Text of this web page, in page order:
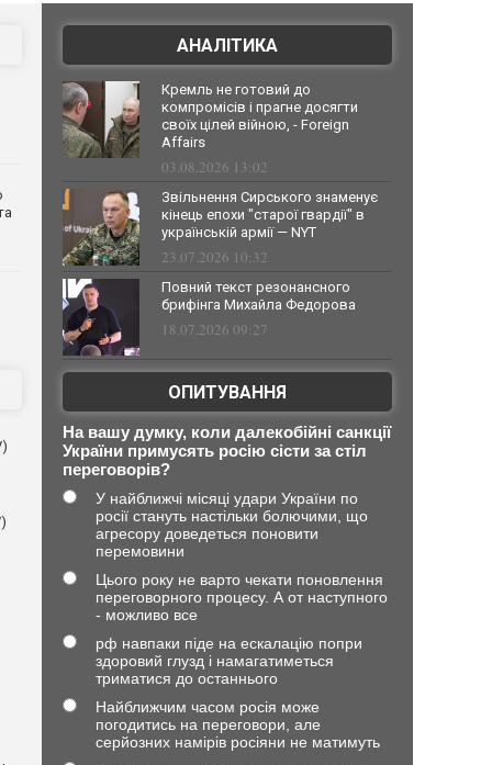
АНАЛІТИКА
Кремль не готовий до
компромісів і прагне досягти
своїх цілей війною, - Foreign
Affairs
03.08.2026 13:02
Звільнення Сирського знаменує
кінець епохи "старої гвардії" в
українській армії — NYT
23.07.2026 10:32
Повний текст резонансного
брифінга Михайла Федорова
18.07.2026 09:27
ОПИТУВАННЯ
На вашу думку, коли далекобійні санкції
України примусять росію сісти за стіл
переговорів?
У найближчі місяці удари України по
росії стануть настільки болючими, що
агресору доведеться поновити
перемовини
Цього року не варто чекати поновлення
переговорного процесу. А от наступного
- можливо все
рф навпаки піде на ескалацію попри
здоровий глузд і намагатиметься
триматися до останнього
Найближчим часом росія може
погодитись на переговори, але
серйозних намірів росіяни не матимуть